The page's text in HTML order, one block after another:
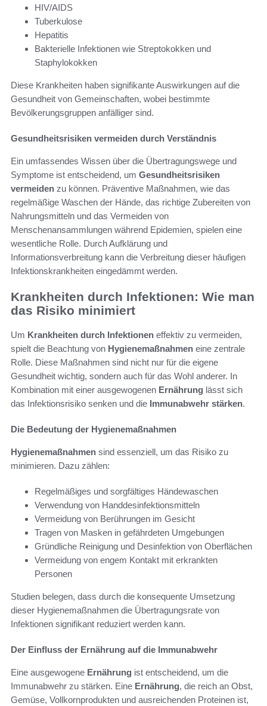
HIV/AIDS
Tuberkulose
Hepatitis
Bakterielle Infektionen wie Streptokokken und
Staphylokokken
Diese Krankheiten haben signifikante Auswirkungen auf die
Gesundheit von Gemeinschaften, wobei bestimmte
Bevölkerungsgruppen anfälliger sind.
Gesundheitsrisiken vermeiden durch Verständnis
Ein umfassendes Wissen über die Übertragungswege und
Symptome ist entscheidend, um Gesundheitsrisiken
vermeiden zu können. Präventive Maßnahmen, wie das
regelmäßige Waschen der Hände, das richtige Zubereiten von
Nahrungsmitteln und das Vermeiden von
Menschenansammlungen während Epidemien, spielen eine
wesentliche Rolle. Durch Aufklärung und
Informationsverbreitung kann die Verbreitung dieser häufigen
Infektionskrankheiten eingedämmt werden.
Krankheiten durch Infektionen: Wie man
das Risiko minimiert
Um Krankheiten durch Infektionen effektiv zu vermeiden,
spielt die Beachtung von Hygienemaßnahmen eine zentrale
Rolle. Diese Maßnahmen sind nicht nur für die eigene
Gesundheit wichtig, sondern auch für das Wohl anderer. In
Kombination mit einer ausgewogenen Ernährung lässt sich
das Infektionsrisiko senken und die Immunabwehr stärken.
Die Bedeutung der Hygienemaßnahmen
Hygienemaßnahmen sind essenziell, um das Risiko zu
minimieren. Dazu zählen:
Regelmäßiges und sorgfältiges Händewaschen
Verwendung von Handdesinfektionsmitteln
Vermeidung von Berührungen im Gesicht
Tragen von Masken in gefährdeten Umgebungen
Gründliche Reinigung und Desinfektion von Oberflächen
Vermeidung von engem Kontakt mit erkrankten
Personen
Studien belegen, dass durch die konsequente Umsetzung
dieser Hygienemaßnahmen die Übertragungsrate von
Infektionen signifikant reduziert werden kann.
Der Einfluss der Ernährung auf die Immunabwehr
Eine ausgewogene Ernährung ist entscheidend, um die
Immunabwehr zu stärken. Eine Ernährung, die reich an Obst,
Gemüse, Vollkornprodukten und ausreichenden Proteinen ist,